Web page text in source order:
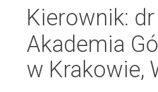
Kierownik:
Akademia
w Krakowie,